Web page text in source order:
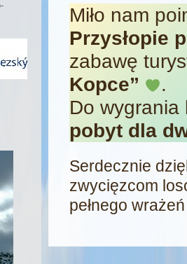
Miło nam
Przysłopie
zabawę
Kopce”
.
Do wygrania
pobyt dla
Serdecznie
zwycięzcom
pełnego